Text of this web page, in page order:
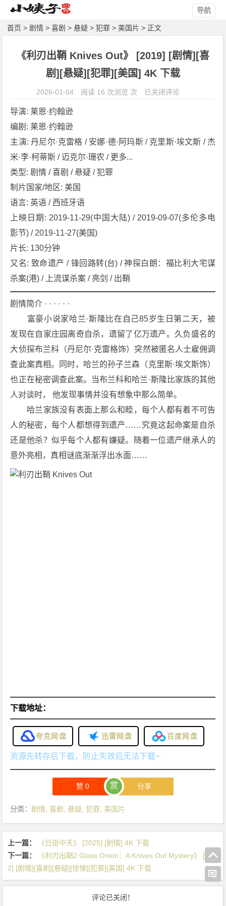
导航
首页 > 剧情 >喜剧 >悬疑 >犯罪 >美国片 > 正文
《利刃出鞘 Knives Out》 [2019] [剧情][喜
剧][悬疑][犯罪][美国] 4K 下载
2026-01-04 阅读 16 次浏览 次
《利
K
O
0
9]
情]
[喜
剧]
疑]
[犯
罪]
[美
国]
K
下
已关闭评论
导演: 莱恩·约翰逊
编剧: 莱恩·约翰逊
主演: 丹尼尔·克雷格 / 安娜·德·阿玛斯 / 克里斯·埃文斯 / 杰
米·李·柯蒂斯 / 迈克尔·珊农 / 更多...
类型: 剧情 / 喜剧 / 悬疑 / 犯罪
制片国家/地区: 美国
语言: 英语 / 西班牙语
上映日期: 2019-11-29(中国大陆) / 2019-09-07(多伦多电
影节) / 2019-11-27(美国)
片长: 130分钟
又名: 致命遗产 / 锋回路转(台) / 神探白朗：福比利大宅谋
杀案(港) / 上流谋杀案 / 亮剑 / 出鞘
剧情简介 · · · · · ·
富豪小说家哈兰·斯隆比在自己85岁生日第二天，被
发现在自家庄园离奇自杀，遗留了亿万遗产。久负盛名的
大侦探布兰科（丹尼尔·克雷格饰）突然被匿名人士雇佣调
查此案真相。同时，哈兰的孙子兰森（克里斯·埃文斯饰）
也正在秘密调查此案。当布兰科和哈兰·斯隆比家族的其他
人对谈时， 他发现事情并没有想象中那么简单。
哈兰家族没有表面上那么和睦，每个人都有着不可告
人的秘密，每个人都想得到遗产……究竟这起命案是自杀
还是他杀？似乎每个人都有嫌疑。随着一位遗产继承人的
意外亮相，真相谜底渐渐浮出水面……
下载地址：
夸克网盘 迅雷网盘 百度网盘
资源先转存后下载，防止失效后无法下载~
赞0 赏 分享
分类： 剧情 ,喜剧 悬疑 ,犯罪 ,美国片
上一篇：
《日掛中天》 [2025] [剧情] 4K 下载
下一篇：
《利刃出鞘2 Glass Onion：A Knives Out Mystery》 [202
2] [剧情][喜剧][悬疑][惊悚][犯罪][美国] 4K 下载
评论已关闭！